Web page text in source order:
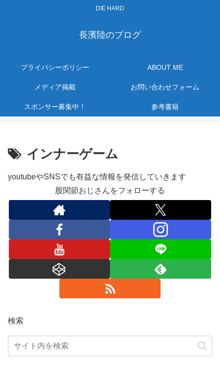
DIE HARD
長濱陸のブログ
プライバシーポリシー ABOUT ME
メディア掲載 お問い合わせフォーム
スポンサー募集中！ 参考書籍
インナーゲーム
youtubeやSNSでも有益な情報を発信していきます
股関節おじさんをフォローする
検索